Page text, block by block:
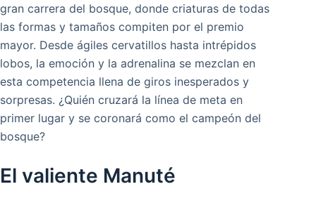
gran carrera del bosque, donde criaturas de todas
las formas y tamaños compiten por el premio
mayor. Desde ágiles cervatillos hasta intrépidos
lobos, la emoción y la adrenalina se mezclan en
esta competencia llena de giros inesperados y
sorpresas. ¿Quién cruzará la línea de meta en
primer lugar y se coronará como el campeón del
bosque?
El valiente Manuté